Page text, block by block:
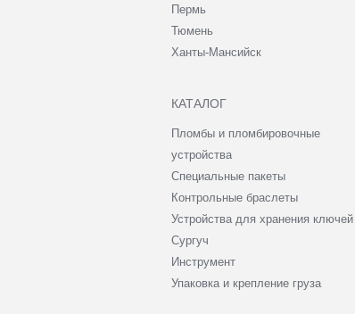
Пермь
Тюмень
Ханты-Мансийск
КАТАЛОГ
Пломбы и пломбировочные
устройства
Специальные пакеты
Контрольные браслеты
Устройства для хранения ключей
Сургуч
Инструмент
Упаковка и крепление груза